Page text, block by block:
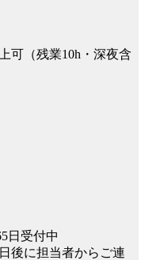
可（残業10h・深夜含
日受付中
後に担当者からご連